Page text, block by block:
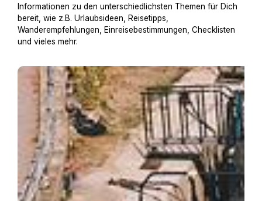
Informationen zu den unterschiedlichsten Themen für Dich
bereit, wie z.B. Urlaubsideen, Reisetipps,
Wanderempfehlungen, Einreisebestimmungen, Checklisten
und vieles mehr.
Hausboot mit Hund